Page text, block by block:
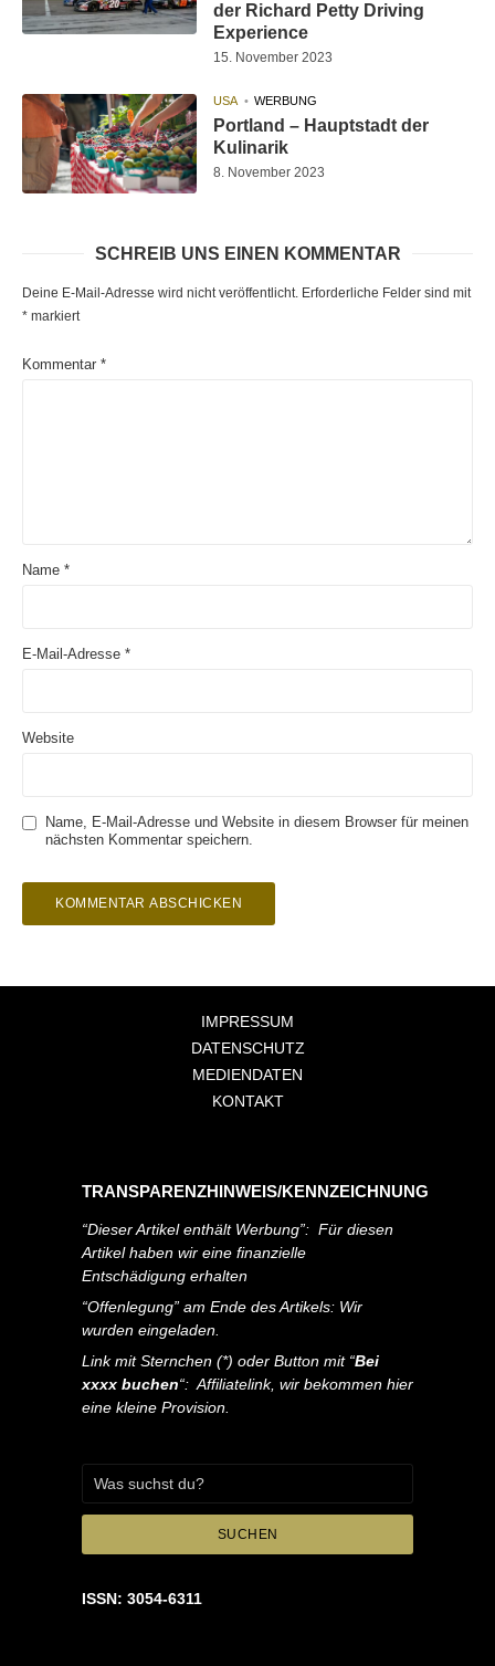
der Richard Petty Driving
Experience
15. November 2023
USA WERBUNG
Portland – Hauptstadt der
Kulinarik
8. November 2023
SCHREIB UNS EINEN KOMMENTAR
Deine E-Mail-Adresse wird nicht veröffentlicht. Erforderliche Felder sind mit
* markiert
Kommentar *
Name *
E-Mail-Adresse *
Website
Name, E-Mail-Adresse und Website in diesem Browser für meinen
nächsten Kommentar speichern.
IMPRESSUM
DATENSCHUTZ
MEDIENDATEN
KONTAKT
TRANSPARENZHINWEIS/KENNZEICHNUNG
“Dieser Artikel enthält Werbung”: Für diesen
Artikel haben wir eine finanzielle
Entschädigung erhalten
“Offenlegung” am Ende des Artikels: Wir
wurden eingeladen.
Link mit Sternchen (*) oder Button mit “Bei
xxxx buchen“: Affiliatelink, wir bekommen hier
eine kleine Provision.
SUCHEN
ISSN: 3054-6311